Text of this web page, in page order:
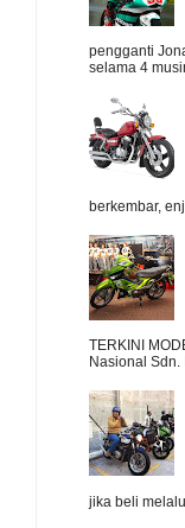
pengganti
selama 4
berkembar,
TERKINI
Nasional Sdn.
jika beli